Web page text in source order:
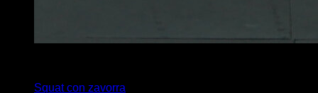
Squat con zavorra